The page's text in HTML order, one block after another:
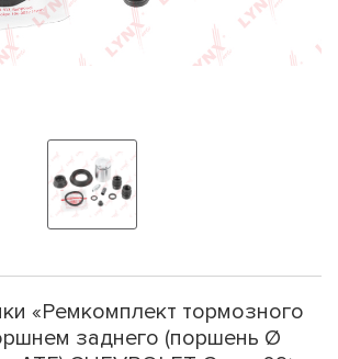
«Ремкомплект тормозного
заднего (поршень Ø